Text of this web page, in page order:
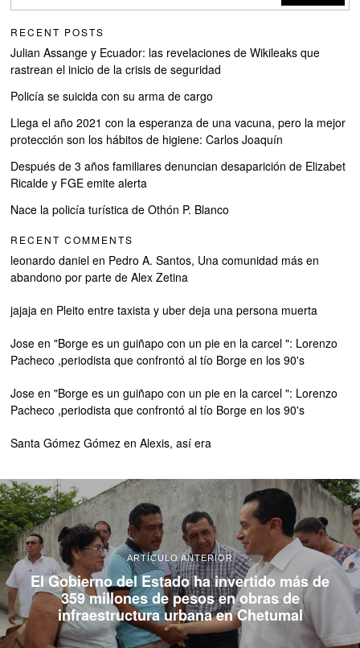
RECENT POSTS
Julian Assange y Ecuador: las revelaciones de Wikileaks que
rastrean el inicio de la crisis de seguridad
Policía se suicida con su arma de cargo
Llega el año 2021 con la esperanza de una vacuna, pero la mejor
protección son los hábitos de higiene: Carlos Joaquín
Después de 3 años familiares denuncian desaparición de Elizabet
Ricalde y FGE emite alerta
Nace la policía turística de Othón P. Blanco
RECENT COMMENTS
leonardo daniel en Pedro A. Santos, Una comunidad más en
abandono por parte de Alex Zetina
jajaja en Pleito entre taxista y uber deja una persona muerta
Jose en"Borge es un guiñapo con un pie en la carcel ": Lorenzo
Pacheco ,periodista que confrontó al tío Borge en los 90's
Jose en"Borge es un guiñapo con un pie en la carcel ": Lorenzo
Pacheco ,periodista que confrontó al tío Borge en los 90's
Santa Gómez Gómez enAlexis, así era
ARTÍCULO ANTERIOR
El Gobierno del Estado ha invertido más de
359 millones de pesos en obras de
infraestructura urbana en Chetumal